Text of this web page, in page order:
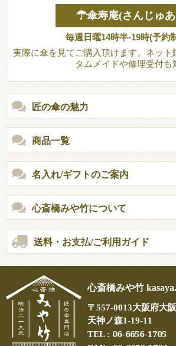
☂傘寿庵(さんじゅ
毎週日曜14時半-19時(予約
実際に傘を見てご購入頂けます。ネット
タムメイドや修理受付も
匠の傘の魅力
商品一覧
名入れ/ギフトのご案内
心斎橋みや竹について
送料・お支払/ご利用ガイド
心斎橋みや竹
〒557-0013大阪府大
天神ノ森1-19-11
TEL : 06-6656-1705